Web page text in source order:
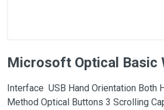
Microsoft Optical Basic
Interface USB Hand Orientation Both
Method Optical Buttons 3 Scrolling